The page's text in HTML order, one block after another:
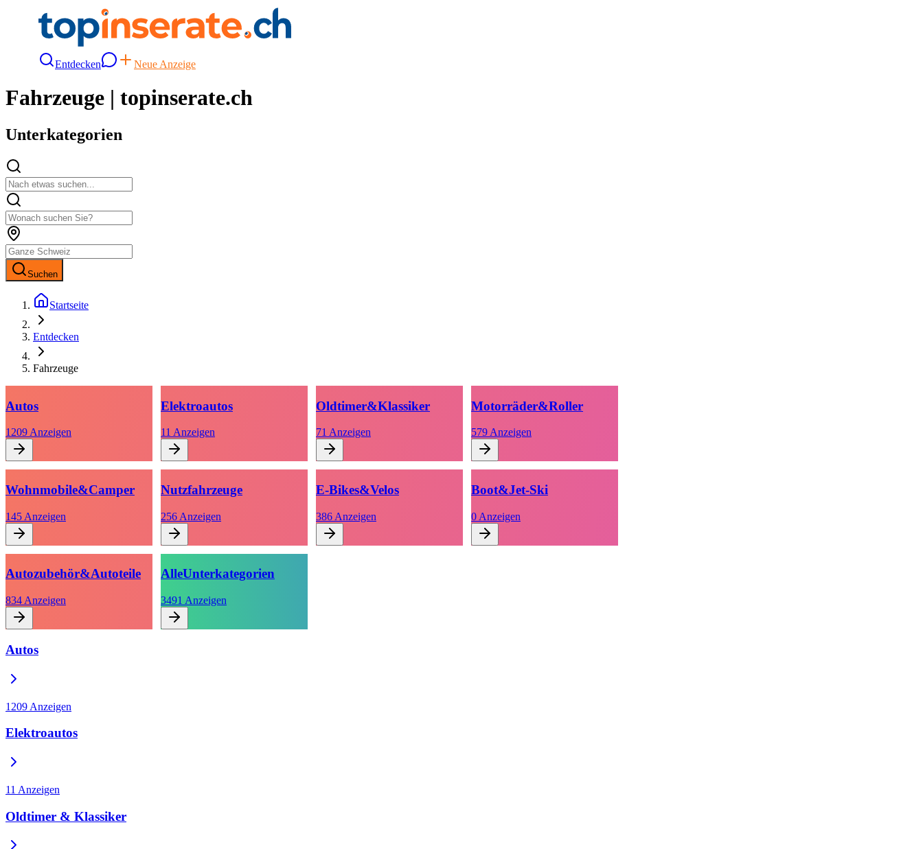
Entdecken Neue Anzeige
Fahrzeuge | topinserate.ch
Unterkategorien
Suchen
Startseite
Entdecken
Fahrzeuge
Autos
1209 Anzeigen
Elektroautos
11 Anzeigen
Oldtimer&Klassiker
71 Anzeigen
Motorräder&Roller
579 Anzeigen
Wohnmobile&Camper
145 Anzeigen
Nutzfahrzeuge
256 Anzeigen
E-Bikes&Velos
386 Anzeigen
Boot&Jet-Ski
0 Anzeigen
Autozubehör&Autoteile
834 Anzeigen
AlleUnterkategorien
3491 Anzeigen
Autos
1209 Anzeigen
Elektroautos
11 Anzeigen
Oldtimer & Klassiker